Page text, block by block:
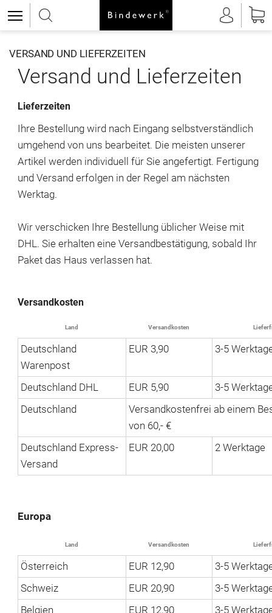
VERSAND UND LIEFERZEITEN
Versand und Lieferzeiten
Lieferzeiten
Ihre Bestellung wird nach Eingang selbstverständlich
umgehend von uns bearbeitet. Die meisten unserer
Artikel werden individuell für Sie angefertigt. Fertigung
und Versand erfolgen in der Regel am nächsten
Werktag.
Wir verschicken Ihre Bestellung üblicher Weise mit
DHL. Sie erhalten eine Versandbestätigung, sobald Ihr
Paket das Haus verlassen hat.
Versandkosten
Land Versandkosten
Deutschland
Warenpost
EUR 3,90 3-5
Deutschland DHL EUR 5,90
3-5
Deutschland
Versandkostenfrei ab einem
von 60,- €
Deutschland Express-
Versand
EUR 20,00 2 Werktage
Europa
Land Versandkosten
Österreich EUR 12,90
3-5
Schweiz
EUR 20,90
3-5
Belgien
EUR 12,90
3-5